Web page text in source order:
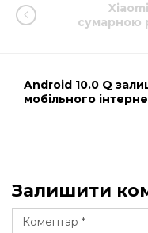
сумарною
Android 10.0 Q
мобільного
Залишити